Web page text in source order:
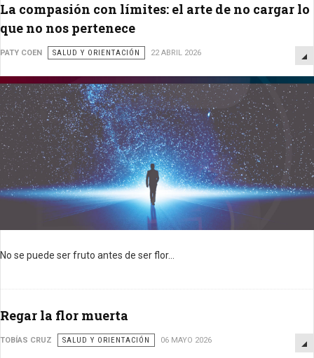
La compasión con límites: el arte de no cargar lo
que no nos pertenece
PATY COEN SALUD Y ORIENTACIÓN 22 ABRIL 2026
No se puede ser fruto antes de ser flor...
Regar la flor muerta
TOBÍAS CRUZ SALUD Y ORIENTACIÓN 06 MAYO 2026